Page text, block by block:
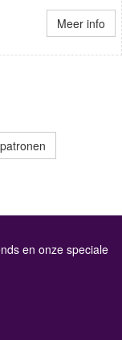
Meer info
en onze speciale